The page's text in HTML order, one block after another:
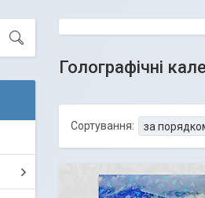
Голографічні